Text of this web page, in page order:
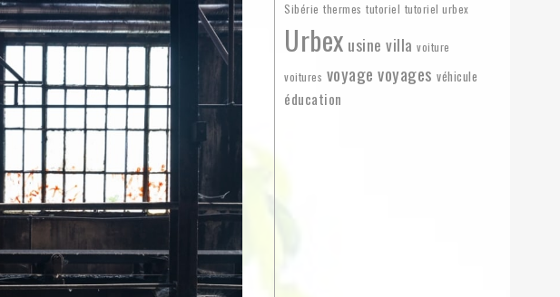
Sibérie thermes tutoriel tutoriel urbex
Urbex usine villa voiture
voitures voyage voyages véhicule
éducation